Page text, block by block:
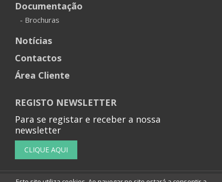
Documentação
- Brochuras
Notícias
Contactos
Área Cliente
REGISTO NEWSLETTER
Para se registar e receber a nossa
newsletter